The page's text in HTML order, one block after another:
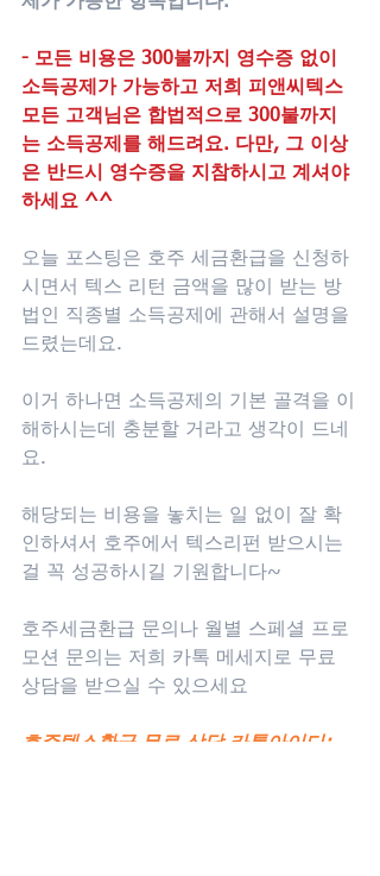
- 모든 비용은 300불까지 영수증 없이
소득공제가 가능하고 저희 피앤씨텍스
모든 고객님은 합법적으로 300불까지
는 소득공제를 해드려요. 다만, 그 이상
은 반드시 영수증을 지참하시고 계셔야
하세요 ^^
오늘 포스팅은 호주 세금환급을 신청하
시면서 텍스 리턴 금액을 많이 받는 방
법인 직종별 소득공제에 관해서 설명을
드렸는데요.
이거 하나면 소득공제의 기본 골격을 이
해하시는데 충분할 거라고 생각이 드네
요.
해당되는 비용을 놓치는 일 없이 잘 확
인하셔서 호주에서 텍스리펀 받으시는
걸 꼭 성공하시길 기원합니다~
호주세금환급 문의나 월별 스페셜 프로
모션 문의는 저희 카톡 메세지로 무료
상담을 받으실 수 있으세요
호주텍스환급 무료 상담 카톡아이디: